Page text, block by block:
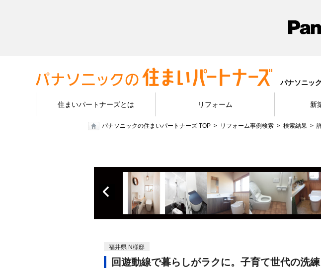
パナソニッ
住まいパートナーズとは リフォーム 新
パナソニックの住まいパートナーズ TOP リフォーム事例検索 検索結果
福井県 N様邸
回遊動線で暮らしがラクに。子育て世代の洗練